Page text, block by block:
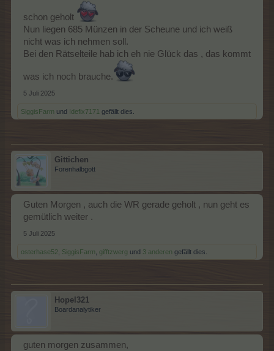
schon geholt
Nun liegen 685 Münzen in der Scheune und ich weiß
nicht was ich nehmen soll.
Bei den Rätselteile hab ich eh nie Glück das , das kommt
was ich noch brauche.
5 Juli 2025
SiggisFarm und Idefix7171 gefällt dies.
Gittichen
Forenhalbgott
Guten Morgen , auch die WR gerade geholt , nun geht es
gemütlich weiter .
5 Juli 2025
osterhase52 SiggisFarm gifftzwerg und 3 anderen gefällt dies.
Hopel321
Boardanalytiker
guten morgen zusammen,